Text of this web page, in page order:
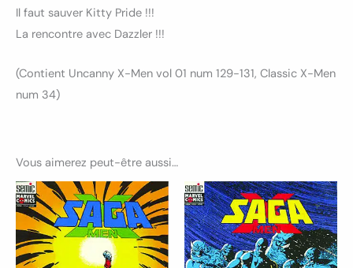
Il faut sauver Kitty Pride !!!
La rencontre avec Dazzler !!!
(Contient Uncanny X-Men vol 01 num 129-131, Classic X-Men
num 34)
Vous aimerez peut-être aussi…